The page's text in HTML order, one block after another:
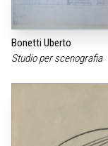
Bonetti Uberto
Studio per scenografia